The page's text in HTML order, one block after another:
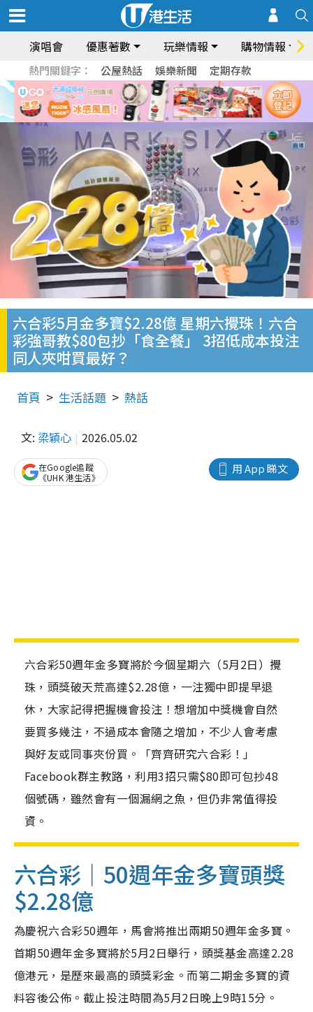
演唱會 優惠著數 玩樂情報 購物情報
熱門關鍵字： 公屋熱話 娛樂新聞 定期存款
六合彩5月金多寶$2.28億 星期六攪珠！六合
彩強哥教$80包抄「食全餐」 3招低成本投注
同人夾咁買最好？
首頁 生活話題 熱話
文: 梁穎心 2026.05.02
用 App 睇文
在Google追蹤
《UHK 港生活》
六合彩50週年金多寶將於今個星期六（5月2日）攪
珠，頭獎破天荒高達$2.28億，一注獨中即提早退
休，大家記得把握機會投注！想增加中獎機會自然
要買多幾注，不過成本會隨之增加，不少人會考慮
與好友或同事夾份買。「齊齊研究六合彩！」
Facebook群主教路，利用3招只需$80即可包抄48
個號碼，雖然會有一個漏網之魚，但仍非常值得投
資。
六合彩｜50週年金多寶頭獎
$2.28億
為慶祝六合彩50週年，馬會將推出兩期50週年金多寶。
首期50週年金多寶將於5月2日舉行，頭獎基金高達2.28
億港元，是歷來最高的頭獎彩金。而第二期金多寶的資
料容後公佈。截止投注時間為5月2日晚上9時15分。